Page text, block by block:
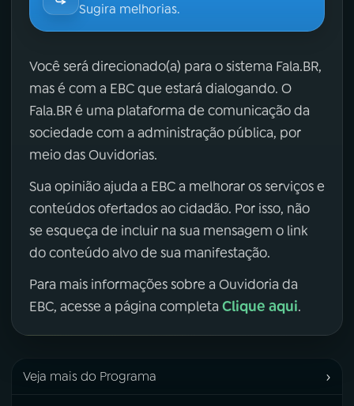
Sugira melhorias.
Você será direcionado(a) para o sistema Fala.BR,
mas é com a EBC que estará dialogando. O
Fala.BR é uma plataforma de comunicação da
sociedade com a administração pública, por
meio das Ouvidorias.
Sua opinião ajuda a EBC a melhorar os serviços e
conteúdos ofertados ao cidadão. Por isso, não
se esqueça de incluir na sua mensagem o link
do conteúdo alvo de sua manifestação.
Para mais informações sobre a Ouvidoria da
EBC, acesse a página completa Clique aqui.
Veja mais do Programa ›